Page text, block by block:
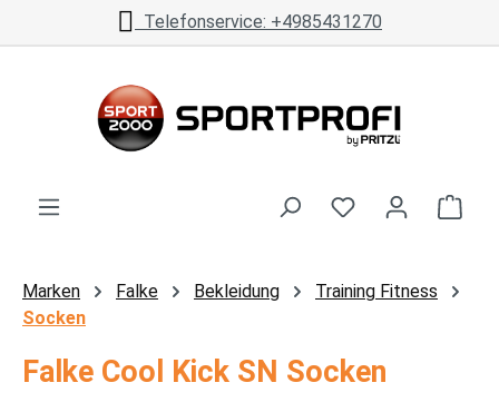
Zum Hauptinhalt springenTelefonservice: +4985431270
Marken Falke Bekleidung
Training Fitness
Socken
Falke Cool Kick SN Socken